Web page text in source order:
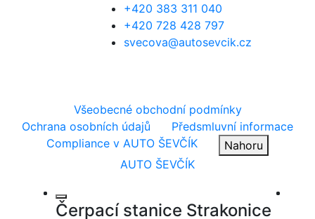
+420 383 311 040
+420 728 428 797
svecova@autosevcik.cz
Všeobecné obchodní podmínky
Ochrana osobních údajů
Předsmluvní informace
Compliance v AUTO ŠEVČÍK
Nahoru
AUTO ŠEVČÍK
Čerpací stanice Strakonice